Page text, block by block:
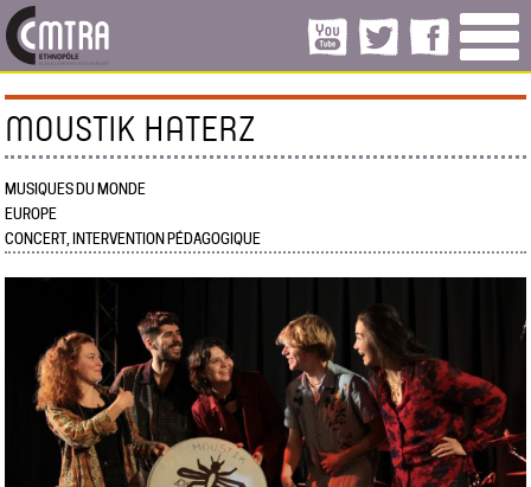
MOUSTIK HATERZ
MUSIQUES DU MONDE
EUROPE
CONCERT, INTERVENTION PÉDAGOGIQUE